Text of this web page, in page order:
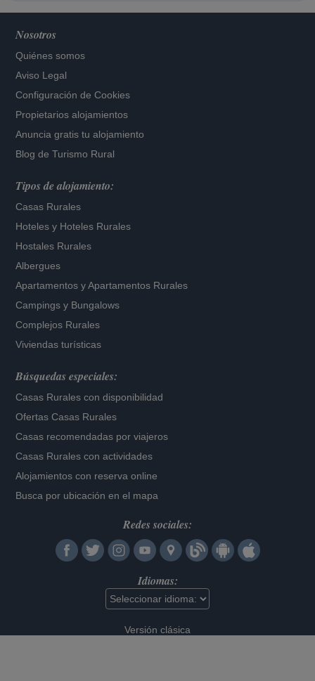
Nosotros
Quiénes somos
Aviso Legal
Configuración de Cookies
Propietarios alojamientos
Anuncia gratis tu alojamiento
Blog de Turismo Rural
Tipos de alojamiento:
Casas Rurales
Hoteles y Hoteles Rurales
Hostales Rurales
Albergues
Apartamentos yApartamentos Rurales
Campings y Bungalows
Complejos Rurales
Viviendas turísticas
Búsquedas especiales:
Casas Rurales con disponibilidad
Ofertas Casas Rurales
Casas recomendadas por viajeros
Casas Rurales con actividades
Alojamientos con reserva online
Busca por ubicación en el mapa
Redes sociales:
Idiomas:
Versión clásica